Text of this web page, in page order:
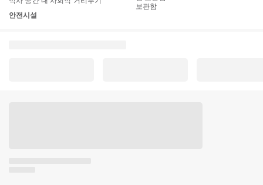
안전시설
보관함